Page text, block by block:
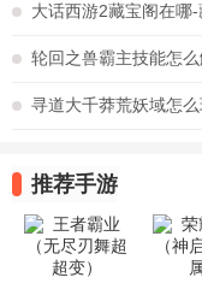
大话西游2藏宝阁在哪
轮回之兽霸主技能怎
寻道大千莽荒妖域怎
推荐手游